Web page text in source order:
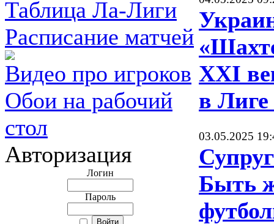
Таблица Ла-Лиги
Расписание матчей
Видео про игроков
Обои на рабочий
стол
Авторизация
Логин
Пароль
XXI
в
03.05.2025
Быть